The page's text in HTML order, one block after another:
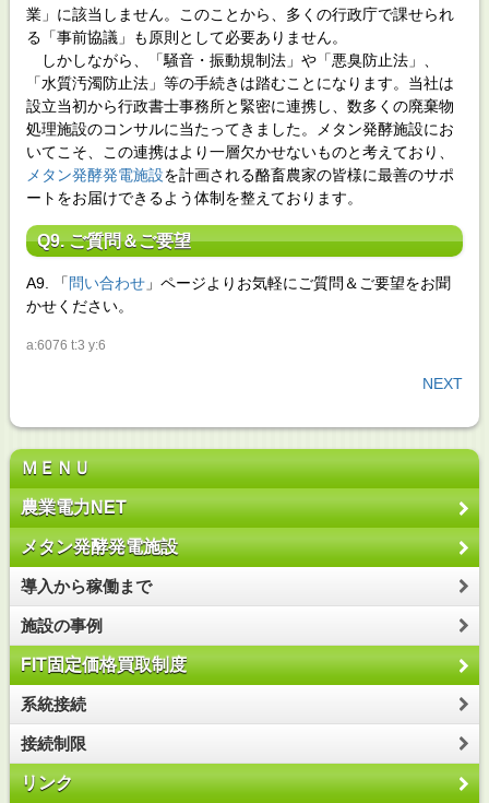
業」に該当しません。このことから、多くの行政庁で課せられ
る「事前協議」も原則として必要ありません。
しかしながら、「騒音・振動規制法」や「悪臭防止法」、
「水質汚濁防止法」等の手続きは踏むことになります。当社は
設立当初から行政書士事務所と緊密に連携し、数多くの廃棄物
処理施設のコンサルに当たってきました。メタン発酵施設にお
いてこそ、この連携はより一層欠かせないものと考えており、
メタン発酵発電施設を計画される酪畜農家の皆様に最善のサポ
ートをお届けできるよう体制を整えております。
Q9. ご質問＆ご要望
A9. 「 問い合わせ」ページよりお気軽にご質問＆ご要望をお聞
かせください。
a:6076 t:3 y:6
NEXT
ＭＥＮＵ
農業電力NET
メタン発酵発電施設
導入から稼働まで
施設の事例
FIT固定価格買取制度
系統接続
接続制限
リンク